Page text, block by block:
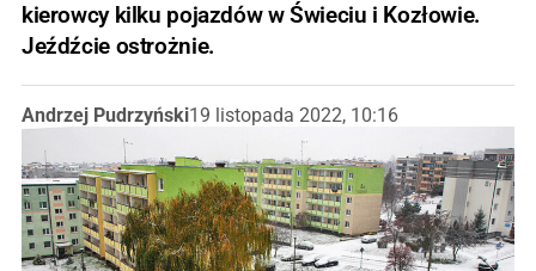
kierowcy kilku pojazdów w Świeciu i Kozłowie.
Jeźdźcie ostrożnie.
Andrzej Pudrzyński19 listopada 2022, 10:16